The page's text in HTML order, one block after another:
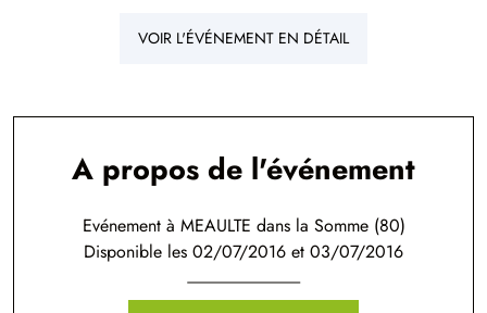
VOIR L'ÉVÉNEMENT EN DÉTAIL
A propos de l'événement
Evénement à MEAULTE dans la Somme (80)
Disponible les 02/07/2016 et 03/07/2016